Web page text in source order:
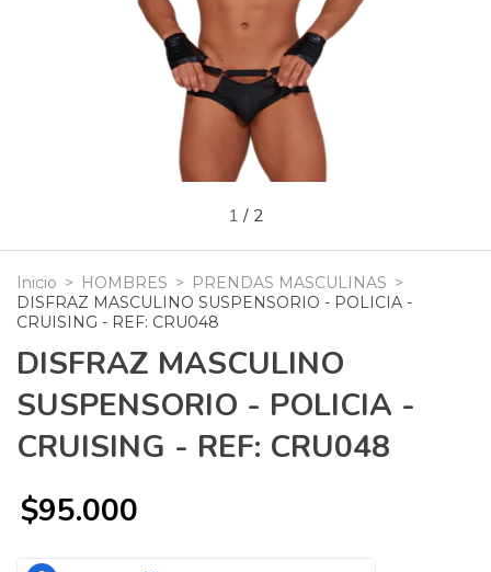
1 / 2
Inicio > HOMBRES > PRENDAS MASCULINAS >
DISFRAZ MASCULINO SUSPENSORIO - POLICIA -
CRUISING - REF: CRU048
DISFRAZ MASCULINO
SUSPENSORIO - POLICIA -
CRUISING - REF: CRU048
$95.000